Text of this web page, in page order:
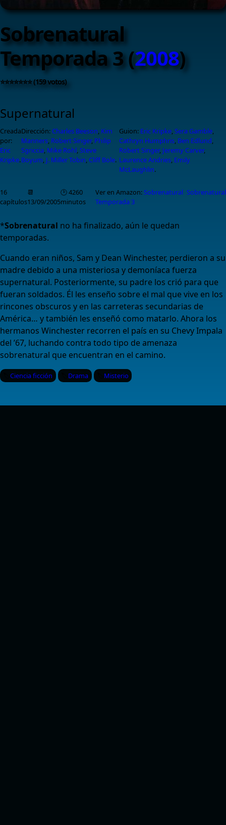
Sobrenatural
Temporada 3 (2008)
⭐⭐⭐⭐⭐⭐⭐ (159 votos)
Supernatural
Creada
por:
Eric
Kripke.
Dirección:Charles Beeson, Kim
Manners, Robert Singer, Philip
Sgriccia, Mike Rohl,Steve
Boyum, J. Miller Tobin,Cliff Bole.
Guion: Eric Kripke,Sera Gamble,
Cathryn Humphris, Ben Edlund,
Robert Singer, Jeremy Carver,
Laurence Andries, Emily
McLaughlin.
16
capítulos
📆
13/09/2005
🕑 4260
minutos
Ver en Amazon:Sobrenatural
Temporada 3
Sobrenatural
*Sobrenatural no ha finalizado, aún le quedan
temporadas.
Cuando eran niños, Sam y Dean Winchester, perdieron a su
madre debido a una misteriosa y demoníaca fuerza
supernatural. Posteriormente, su padre los crió para que
fueran soldados. Él les enseño sobre el mal que vive en los
rincones obscuros y en las carreteras secundarias de
América… y también les enseñó como matarlo. Ahora los
hermanos Winchester recorren el país en su Chevy Impala
del ’67, luchando contra todo tipo de amenaza
sobrenatural que encuentran en el camino.
Ciencia ficción Drama Misterio